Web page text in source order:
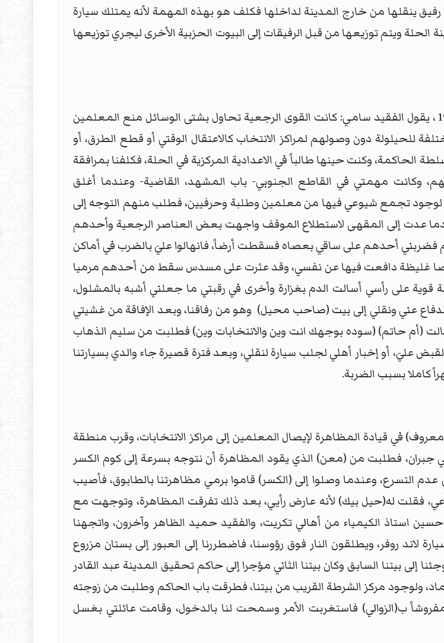
ينقلها من خارج المدينة لداخلها فكلف هو بهذه المهمة لأنه يمتلك سيارة
الحلة ويتم توزيعها من قبل الرفيقات إلى البيوت الحزبية الأخرى ليجري توزيعها
وعند التهيئة للمشاركة في انتخابات نقابة المعلمين عام1961 ، يقول الفقيد سامي: كانت القوى الرجعية تحاول بشتى الوسائل منع المعلمين
للحيلولة دون وصولهم لمراكز الانتخاب كالاعتقال الوقتي أو قطع الطرق، أو
وكنت حينها طالباً في الاعدادية المركزية في الحلة، فكلفنا بمرافقة
لهم، وكانت مهمتي في القاطع الجنوبي- باب المشهد، القاضية- وعندما أغلق
لوجود تجمع شيوعي فيها من معلمين وطلبة وحرفيين، فطلب منهم التوجه إلى
عدت إلى المقهى لاستطلاع الموقف واجهت بعض العناصر الرجعية وأحدهم
أحدهم على ساقي بعصاه فسقطت أرضاً، فانهالوا عليَ بالضرب في أماكن
غليظة دافعت فيها عن نفسي، وقد عثرت على مسدس سقط من أحدهم مرميا
على رأسي أسالت الدم بغزارة وأخرى في رقبتي ما جعلني أشبه بالمشلول،
عني ونقلي إلى بيت (صاحب محيل) وهو من رفاقنا، وبعد الإفاقة من غشيتي
(أم حاتم) (سوده بوجهك انت وين والانتخابات وين) فطلبت من سليم الذهاب
عليَ، أو إخبار أهلي لجلب سيارة لنقلي، وبعد فترة قصيرة جاء والدي بسيارتنا
كاملا بسبب الضربة.
معروف) في قيادة المظاهرة لإيصال المعلمين إلى مراكز الانتخابات، وقرب منطقة
فطلبت من (معن) الذي يقود المظاهرة أن نتوجه بسرعة إلى كوم الكسر
التسرع، وعندما وصلوا إلى (الكسر) قاموا برمي مظاهرتنا بالطابوق، فأصيب
فقلت له(حيل بيك) لأنه عارض رأيي، بعد ذلك تفرقت المظاهرة، وتوجهت مع
استاذ الكيمياء من أهالي تكريت، والفقيد حميد الظاهر وآخرون، واتجهنا
روفر، ويطلقون النار فوق رؤوسنا، فاضطررنا إلى العبور إلى بستان مزروع
إلى بيتنا السابق وكان بيتنا الثاني مؤجرا إلى حاكم تحقيق المدينة عبد القادر
ولوجود مركز الشرطة القريب من بيتنا، فطرقت باب الحاكم وطلبت من زوجته
ب(الزوالي) فاستغربت الأمر وسمحت لنا بالدخول، وقامت عائلتي بغسل